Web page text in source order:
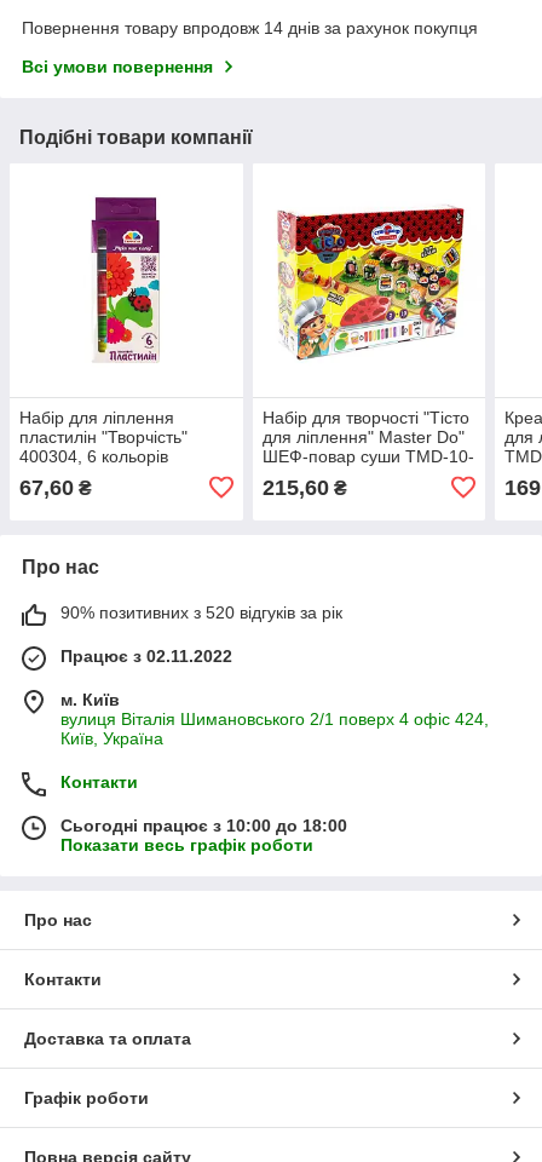
Повернення товару впродовж 14 днів за рахунок покупця
Всі умови повернення
Подібні товари компанії
Набір для ліплення
пластилін "Творчість"
400304, 6 кольорів
67,60 ₴
Набір для творчості "Тісто
для ліплення" Master Do"
ШЕФ-повар суши TMD-10-
215,60₴
для
Про нас
90% позитивних з 520 відгуків за рік
Працює з 02.11.2022
м. Київ
вулиця Віталія Шимановського 2/1 поверх 4 офіс 424,
Київ, Україна
Контакти
Сьогодні працює з 10:00 до 18:00
Показати весь графік роботи
Про нас
Контакти
Доставка та оплата
Графік роботи
Повна версія сайту